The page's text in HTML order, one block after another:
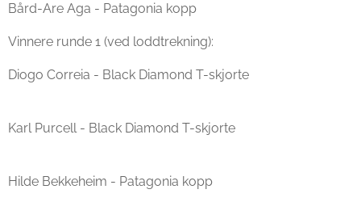
Bård-Are Aga - Patagonia kopp
Vinnere runde 1 (ved loddtrekning):
Diogo Correia - Black Diamond T-skjorte
Karl Purcell - Black Diamond T-skjorte
Hilde Bekkeheim - Patagonia kopp